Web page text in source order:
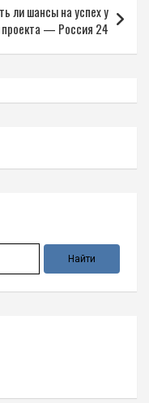
ли шансы на успех у
проекта — Россия 24